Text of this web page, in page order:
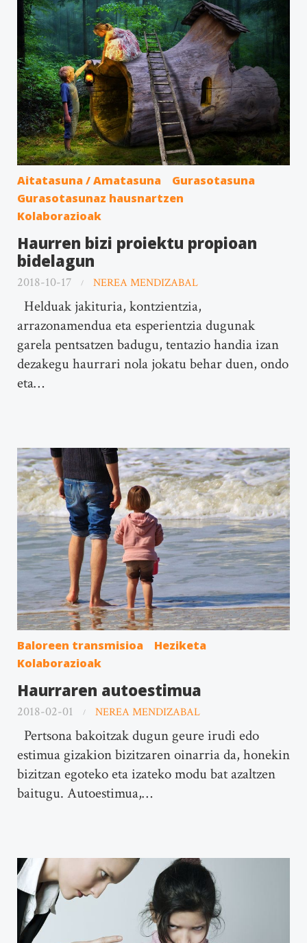
Aitatasuna / Amatasuna
Gurasotasuna
Gurasotasunaz hausnartzen
Kolaborazioak
Haurren bizi proiektu propioan
bidelagun
2018-10-17 NEREA MENDIZABAL
Helduak jakituria, kontzientzia,
arrazonamendua eta esperientzia dugunak
garela pentsatzen badugu, tentazio handia izan
dezakegu haurrari nola jokatu behar duen, ondo
eta…
Baloreen transmisioa
Heziketa
Kolaborazioak
Haurraren autoestimua
2018-02-01 NEREA MENDIZABAL
Pertsona bakoitzak dugun geure irudi edo
estimua gizakion bizitzaren oinarria da, honekin
bizitzan egoteko eta izateko modu bat azaltzen
baitugu. Autoestimua,…